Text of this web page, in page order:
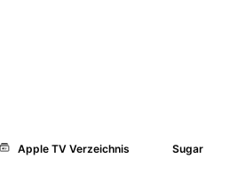
Apple TV Verzeichnis Sugar